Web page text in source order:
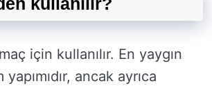
için kullanılır. En yaygın
yapımıdır, ancak ayrıca